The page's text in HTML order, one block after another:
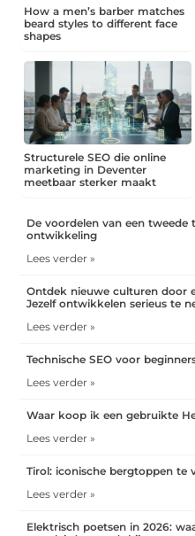
How a men’s barber matches
beard styles to different face
shapes
Structurele SEO die online
marketing in Deventer
meetbaar sterker maakt
De voordelen van een tweede
ontwikkeling
Lees verder »
Ontdek nieuwe culturen door
Jezelf ontwikkelen serieus te
Lees verder »
Technische SEO voor
Lees verder »
Waar koop ik een gebruikte
Lees verder »
Tirol: iconische bergtoppen te
Lees verder »
Elektrisch poetsen in 2026: